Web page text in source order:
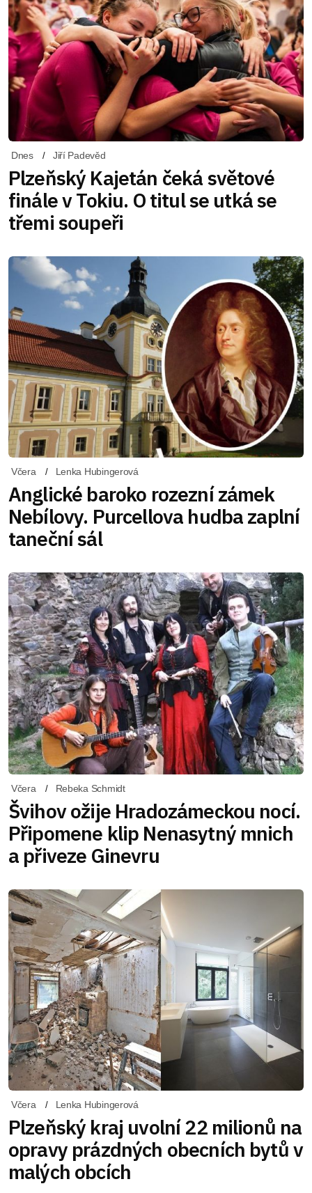
Dnes Jiří Padevěd
Plzeňský Kajetán čeká světové
finále v Tokiu. O titul se utká se
třemi soupeři
Včera Lenka Hubingerová
Anglické baroko rozezní zámek
Nebílovy. Purcellova hudba zaplní
taneční sál
Včera Rebeka Schmidt
Švihov ožije Hradozámeckou nocí.
Připomene klip Nenasytný mnich
a přiveze Ginevru
Včera Lenka Hubingerová
Plzeňský kraj uvolní 22 milionů na
opravy prázdných obecních bytů v
malých obcích